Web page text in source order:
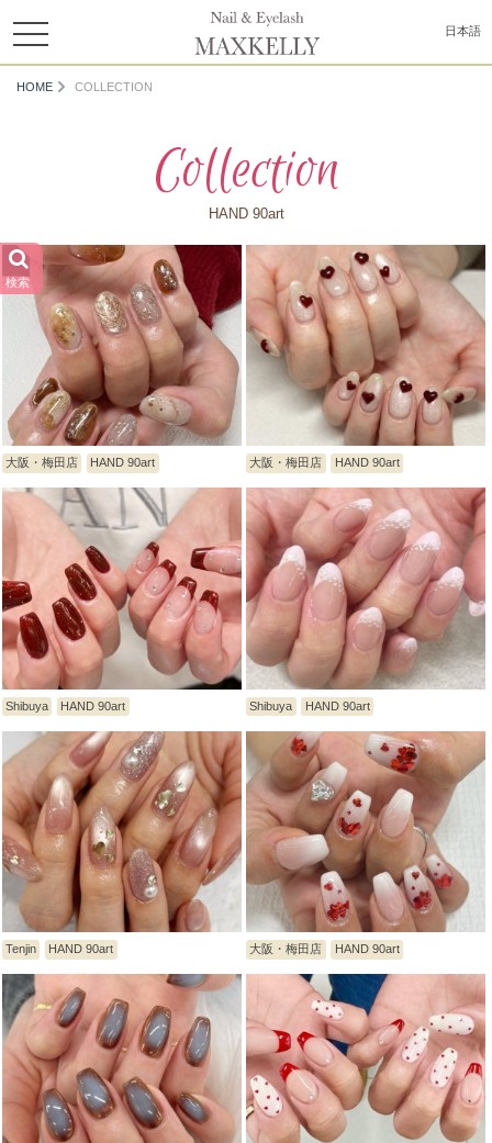
toggle
navigation
日本語
HOME COLLECTION
Collection
HAND 90art
検索
大阪・梅田店 HAND 90art 大阪・梅田店 HAND 90art
Shibuya HAND 90art Shibuya HAND 90art
Tenjin HAND 90art 大阪・梅田店 HAND 90art